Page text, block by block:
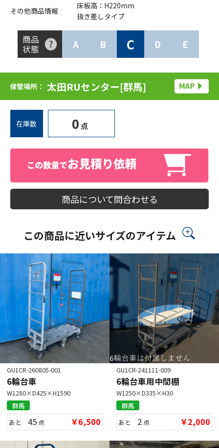
その他商品情報
床板高：H220mm
抜き差しタイプ
商品
状態
A B C D E
保管場所： 太田RUセンター[群馬]
在庫数 0 点
商品について問合わせる
この商品に近いサイズのアイテム
GU1CR-260805-001
6輪台車
W1280×D425×H1590
群馬
あと45 点 ￥6,500
GU1CR-241111-009
6輪台車用中間棚
W1250×D335×H30
群馬
あと 2 点 ￥2,000